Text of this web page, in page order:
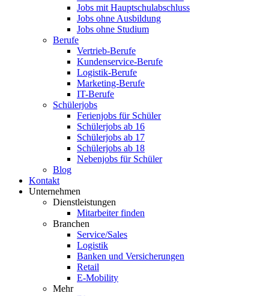
Jobs mit Hauptschulabschluss
Jobs ohne Ausbildung
Jobs ohne Studium
Berufe
Vertrieb-Berufe
Kundenservice-Berufe
Logistik-Berufe
Marketing-Berufe
IT-Berufe
Schülerjobs
Ferienjobs für Schüler
Schülerjobs ab 16
Schülerjobs ab 17
Schülerjobs ab 18
Nebenjobs für Schüler
Blog
Kontakt
Unternehmen
Dienstleistungen
Mitarbeiter finden
Branchen
Service/Sales
Logistik
Banken und Versicherungen
Retail
E-Mobility
Mehr